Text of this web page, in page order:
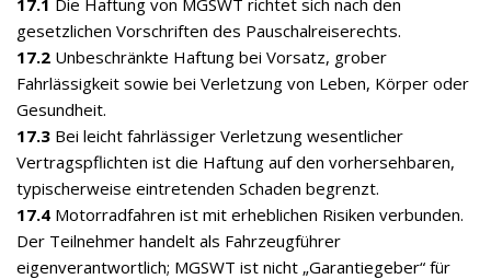
17.1 Die Haftung von MGSWT richtet sich nach den
gesetzlichen Vorschriften des Pauschalreiserechts.
17.2 Unbeschränkte Haftung bei Vorsatz, grober
Fahrlässigkeit sowie bei Verletzung von Leben, Körper oder
Gesundheit.
17.3 Bei leicht fahrlässiger Verletzung wesentlicher
Vertragspflichten ist die Haftung auf den vorhersehbaren,
typischerweise eintretenden Schaden begrenzt.
17.4 Motorradfahren ist mit erheblichen Risiken verbunden.
Der Teilnehmer handelt als Fahrzeugführer
eigenverantwortlich; MGSWT ist nicht „Garantiegeber“ für